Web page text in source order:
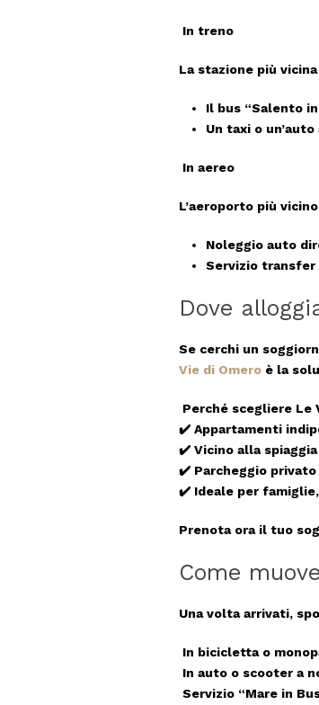
In treno
La stazione più
Il bus “Salento in
Un taxi o
In aereo
L’aeroporto più
Noleggio auto
Servizio transfer
Dove
Se cerchi un
Vie di Omero è la
Perché scegliere Le
✔️ Appartamenti
✔️ Vicino alla spiaggia
✔️ Parcheggio
✔️ Ideale per
Prenota ora il tuo
Come
Una volta arrivati,
In bicicletta o
In auto o scooter a
Servizio “Mare in